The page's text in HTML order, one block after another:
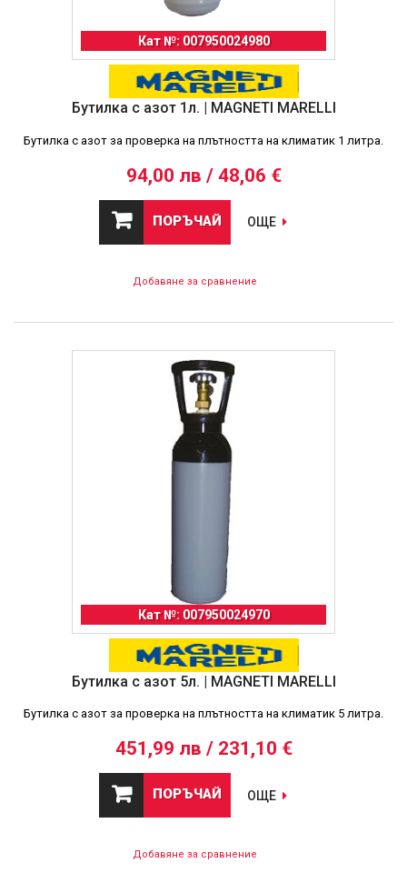
Кат №: 007950024980
Бутилка с азот 1л. | MAGNETI MARELLI
Бутилка с азот за проверка на плътността на климатик 1 литра.
94,00 лв / 48,06 €
ПОРЪЧАЙ ОЩЕ
Добавяне за сравнение
Кат №: 007950024970
Бутилка с азот 5л. | MAGNETI MARELLI
Бутилка с азот за проверка на плътността на климатик 5 литра.
451,99 лв / 231,10 €
ПОРЪЧАЙ ОЩЕ
Добавяне за сравнение